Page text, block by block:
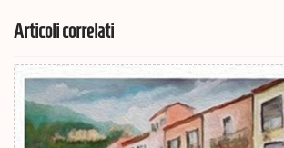
Articoli correlati